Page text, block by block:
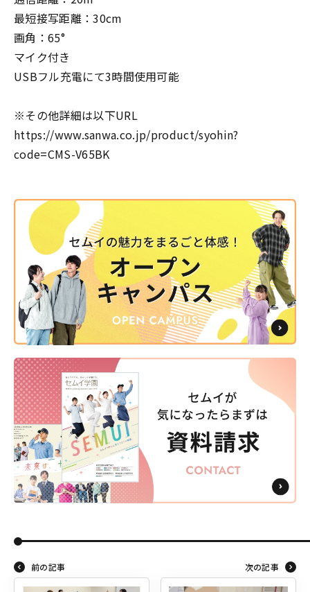
最短接写距離：30cm
画角：65°
マイク付き
USBフル充電にて3時間使用可能
※その他詳細は以下URL
https://www.sanwa.co.jp/product/syohin?
code=CMS-V65BK
前の記事 次の記事